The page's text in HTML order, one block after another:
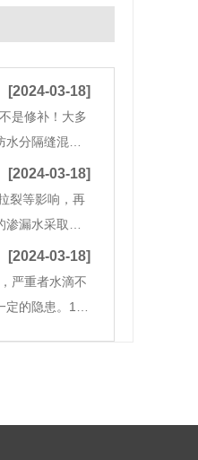
[2024-03-18]
是修补！大多
分隔缝混凝
是埋设在基层
[2024-03-18]
裂等影响，再
漏水采取了
至结构层（楼
[2024-03-18]
严重者水滴不
定的隐患。1